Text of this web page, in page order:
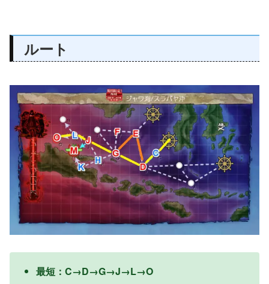
ルート
最短：C→D→G→J→L→O